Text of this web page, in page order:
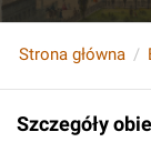
Strona główna
Szczegóły